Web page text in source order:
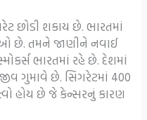
છોડી શકાય છે. ભારતમાં
છે. તમને જાણીને નવાઈ
ભારતમાં રહે છે. દેશમાં
જીવ ગુમાવે છે. સિગરેટમાં 400
હોય છે જે કેન્સરનું કારણ